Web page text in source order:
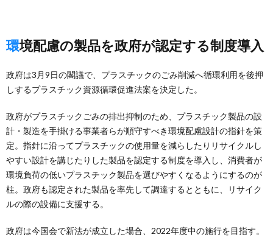
環境配慮の製品を政府が認定する制度導入
政府は3月9日の閣議で、プラスチックのごみ削減へ循環利用を後押
しするプラスチック資源循環促進法案を決定した。
政府がプラスチックごみの排出抑制のため、プラスチック製品の設
計・製造を手掛ける事業者らが順守すべき環境配慮設計の指針を策
定。指針に沿ってプラスチックの使用量を減らしたりリサイクルし
やすい設計を講じたりした製品を認定する制度を導入し、消費者が
環境負荷の低いプラスチック製品を選びやすくなるようにするのが
柱。政府も認定された製品を率先して調達するとともに、リサイク
ルの際の設備に支援する。
政府は今国会で新法が成立した場合、2022年度中の施行を目指す。